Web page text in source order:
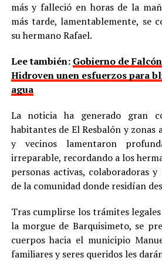
más y falleció en horas de la
más tarde, lamentablemente, se
su hermano Rafael.
Lee también: Gobierno de
Hidroven unen esfuerzos para
agua
La noticia ha generado gran
habitantes de El Resbalón y zonas
y vecinos lamentaron
irreparable, recordando a los
personas activas, colaboradoras
de la comunidad donde residían
Tras cumplirse los trámites
la morgue de Barquisimeto, se
cuerpos hacia el municipio
familiares y seres queridos les